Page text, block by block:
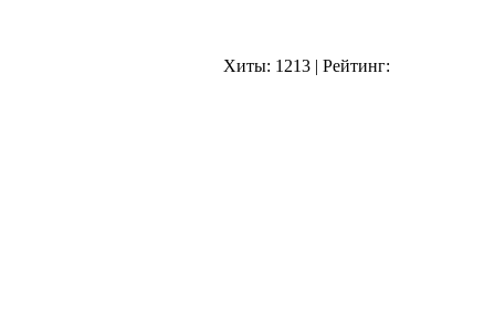
Хиты: 1213 | Рейтинг: